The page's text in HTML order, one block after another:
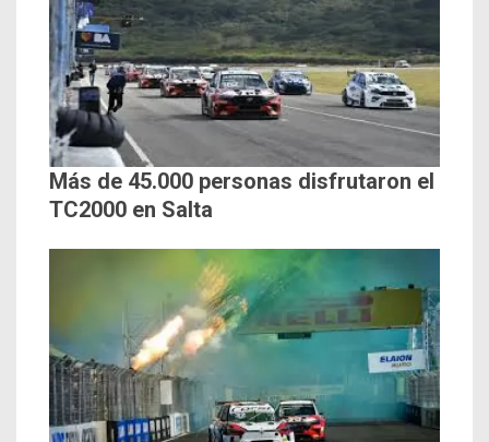
Más de 45.000 personas disfrutaron el
TC2000 en Salta